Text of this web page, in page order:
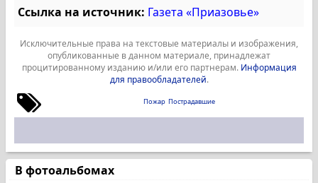
Ссылка на источник: Газета «Приазовье»
Исключительные права на текстовые материалы и изображения,
опубликованные в данном материале, принадлежат
процитированному изданию и/или его партнерам. Информация
для правообладателей.
Пожар Пострадавшие
В фотоальбомах